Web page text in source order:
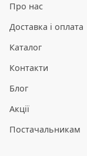
Про нас
Доставка і оплата
Каталог
Контакти
Блог
Акції
Постачальникам